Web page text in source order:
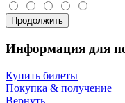
Продолжить
Информация для
Купить билеты
Покупка & получение
Вернуть